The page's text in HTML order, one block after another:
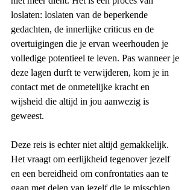
loslaten: loslaten van de beperkende
gedachten, de innerlijke criticus en de
overtuigingen die je ervan weerhouden je
volledige potentieel te leven. Pas wanneer je
deze lagen durft te verwijderen, kom je in
contact met de onmetelijke kracht en
wijsheid die altijd in jou aanwezig is
geweest.
Deze reis is echter niet altijd gemakkelijk.
Het vraagt om eerlijkheid tegenover jezelf
en een bereidheid om confrontaties aan te
gaan met delen van jezelf die je misschien